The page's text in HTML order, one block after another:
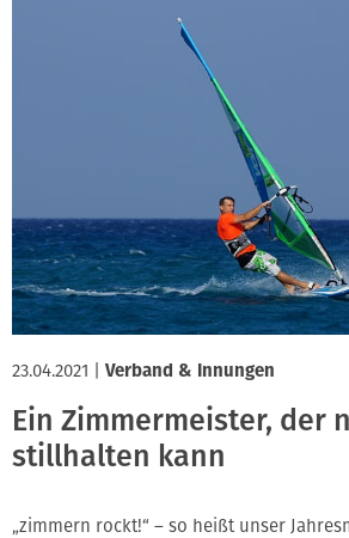
Soziales & Tarifpolitik
Verband & Innungen
23.04.2021 Verband & Innungen
Ein Zimmermeister, der
stillhalten kann
„zimmern rockt!“ – so heißt unser